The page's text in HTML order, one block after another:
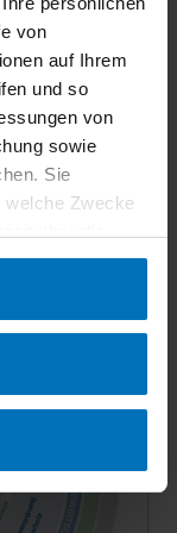
von
auf Ihrem
und so
von
sowie
Sie
welche Zwecke
das Privacy
Lage erfassen,
können
bestimmten
Daten
im